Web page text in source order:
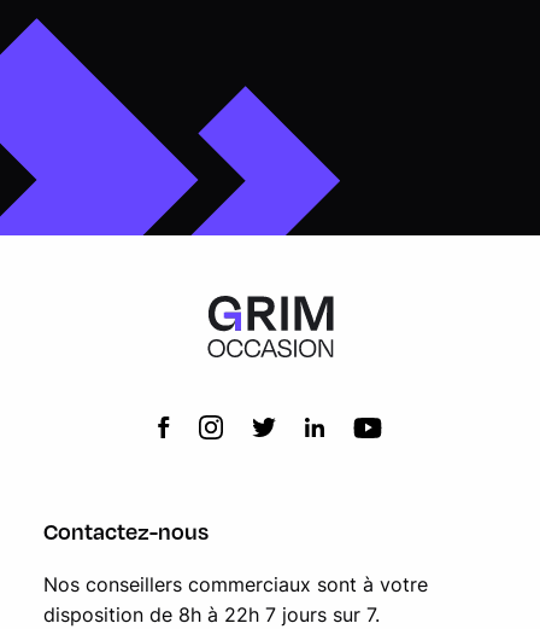
Contactez-nous
Nos conseillers commerciaux sont à votre
disposition de 8h à 22h 7 jours sur 7.